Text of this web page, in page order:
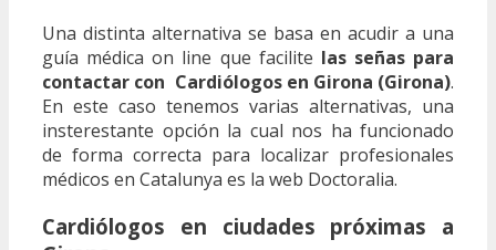
Una distinta alternativa se basa en acudir a una
guía médica on line que facilite las señas para
contactar con Cardiólogos en Girona (Girona).
En este caso tenemos varias alternativas, una
insterestante opción la cual nos ha funcionado
de forma correcta para localizar profesionales
médicos en Catalunya es la web Doctoralia.
Cardiólogos en ciudades próximas a